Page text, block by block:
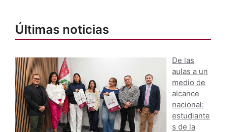
Últimas noticias
De las
aulas a un
medio de
alcance
nacional:
estudiante
s de la